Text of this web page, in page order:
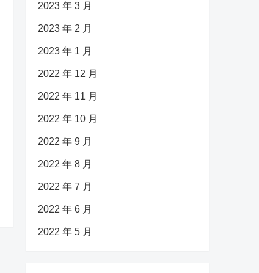
2023 年 3 月
2023 年 2 月
2023 年 1 月
2022 年 12 月
2022 年 11 月
2022 年 10 月
2022 年 9 月
2022 年 8 月
2022 年 7 月
2022 年 6 月
2022 年 5 月